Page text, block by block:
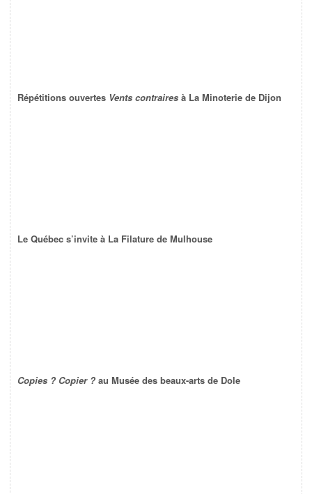
Répétitions ouvertes Vents contraires à La Minoterie de Dijon
Le Québec s’invite à La Filature de Mulhouse
Copies ? Copier ? au Musée des beaux-arts de Dole